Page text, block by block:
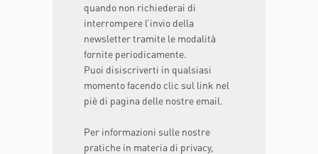
quando non richiederai di
interrompere l’invio della
newsletter tramite le modalità
fornite periodicamente.
Puoi disiscriverti in qualsiasi
momento facendo clic sul link nel
piè di pagina delle nostre email.
Per informazioni sulle nostre
pratiche in materia di privacy,